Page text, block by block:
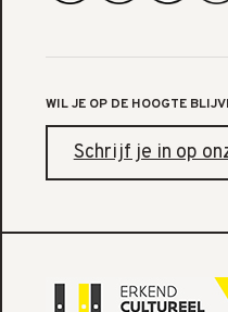
WIL JE OP DE HOOGTE
Schrijf je in op